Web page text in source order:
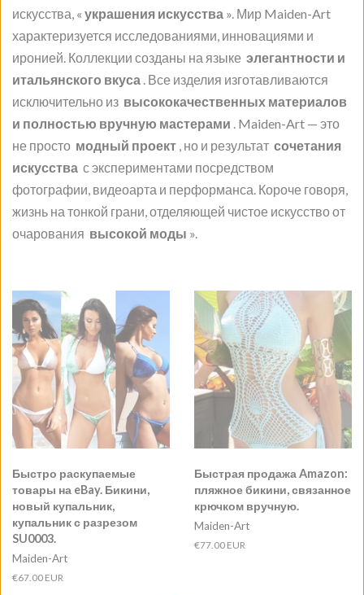
искусства, « украшения искусства ». Мир Maiden-Art
характеризуется исследованиями, инновациями и
иронией. Коллекции созданы на языке элегантности и
итальянского вкуса . Все изделия изготавливаются
исключительно из высококачественных материалов
и полностью вручную мастерами . Maiden-Art — это
не просто модный проект , но и результат сочетания
искусства с экспериментами посредством
фотографии, видеоарта и перформанса. Короче говоря,
жизнь на тонкой грани, отделяющей чистое искусство от
очарования высокой моды ».
Быстро раскупаемые
товары на eBay. Бикини,
новый купальник,
купальник с разрезом
SU0003.
Maiden-Art
Обычная
€67.00 EUR
Быстрая продажа Amazon:
пляжное бикини, связанное
крючком вручную.
Maiden-Art
Обычная
€77.00 EUR